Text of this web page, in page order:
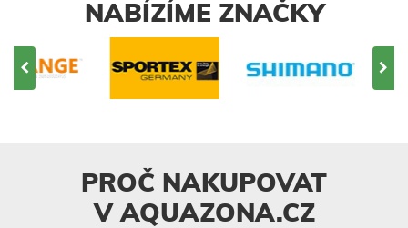
NABÍZÍME ZNAČKY
PROČ NAKUPOVAT
V AQUAZONA.CZ